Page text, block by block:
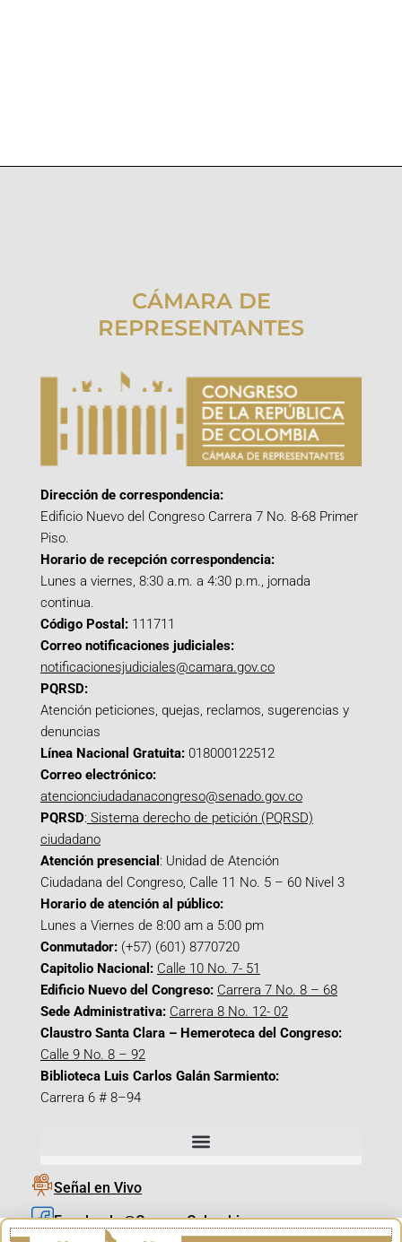
CÁMARA DE
REPRESENTANTES
Dirección de correspondencia:
Edificio Nuevo del Congreso Carrera 7 No. 8-68 Primer
Piso.
Horario de recepción correspondencia:
Lunes a viernes, 8:30 a.m. a 4:30 p.m., jornada
continua.
Código Postal: 111711
Correo notificaciones judiciales:
notificacionesjudiciales@camara.gov.co
PQRSD:
Atención peticiones, quejas, reclamos, sugerencias y
denuncias
Línea Nacional Gratuita: 018000122512
Correo electrónico:
atencionciudadanacongreso@senado.gov.co
PQRSD: Sistema derecho de petición (PQRSD)
ciudadano
Atención presencial : Unidad de Atención
Ciudadana del Congreso, Calle 11 No. 5 – 60 Nivel 3
Horario de atención al público:
Lunes a Viernes de 8:00 am a 5:00 pm
Conmutador: (+57) (601) 8770720
Capitolio Nacional: Calle 10 No. 7- 51
Edificio Nuevo del Congreso: Carrera 7 No. 8 – 68
Sede Administrativa: Carrera 8 No. 12- 02
Claustro Santa Clara – Hemeroteca del Congreso:
Calle 9 No. 8 – 92
Biblioteca Luis Carlos Galán Sarmiento:
Carrera 6 # 8–94
Señal en Vivo
Facebook_@CamaraColombia